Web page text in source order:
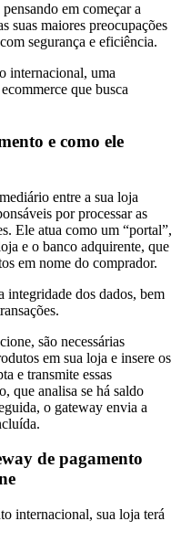
em começar a
suas maiores preocupações
segurança e eficiência.
internacional, uma
que busca
e como ele
entre a sua loja
por processar as
Ele atua como um “portal”,
e o banco adquirente, que
em nome do comprador.
integridade dos dados, bem
são necessárias
em sua loja e insere os
e transmite essas
que analisa se há saldo
o gateway envia a
de pagamento
internacional, sua loja terá